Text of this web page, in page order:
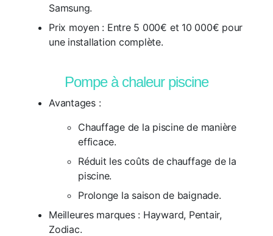
Samsung.
Prix moyen : Entre 5 000€ et 10 000€ pour
une installation complète.
Pompe à chaleur piscine
Avantages :
Chauffage de la piscine de manière
efficace.
Réduit les coûts de chauffage de la
piscine.
Prolonge la saison de baignade.
Meilleures marques : Hayward, Pentair,
Zodiac.